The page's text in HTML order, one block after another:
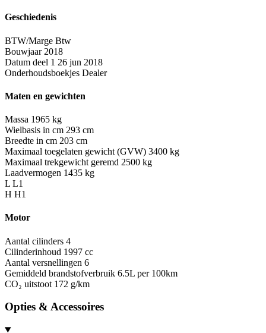
Geschiedenis
BTW/Marge Btw
Bouwjaar 2018
Datum deel 1 26 jun 2018
Onderhoudsboekjes Dealer
Maten en gewichten
Massa 1965 kg
Wielbasis in cm 293 cm
Breedte in cm 203 cm
Maximaal toegelaten gewicht (GVW) 3400 kg
Maximaal trekgewicht geremd 2500 kg
Laadvermogen 1435 kg
L L1
H H1
Motor
Aantal cilinders 4
Cilinderinhoud 1997 cc
Aantal versnellingen 6
Gemiddeld brandstofverbruik 6.5L per 100km
CO₂ uitstoot 172 g/km
Opties & Accessoires